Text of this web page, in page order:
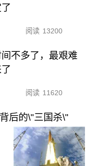
阅读 13200
不多了，最艰难
阅读 11620
后的\"三国杀\"